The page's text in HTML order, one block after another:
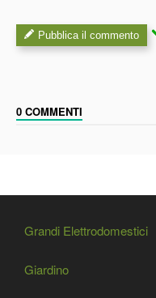
Pubblica il commento
0 COMMENTI
Grandi Elettrodomestici
Giardino